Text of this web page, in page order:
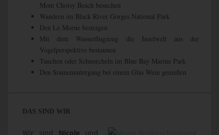
Mont Choisy Beach besuchen
Wandern im Black River Gorges National Park
Den Le Morne besteigen
Mit dem Wasserflugzeug die Inselwelt aus der
Vogelperspektive bestaunen
Tauchen oder Schnorcheln im Blue Bay Marine Park
Den Sonnenuntergang bei einem Glas Wein genießen
DAS SIND WIR
Wir sind Nicole und